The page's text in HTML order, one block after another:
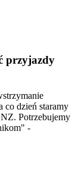
przyjazdy
co dzień staramy
Potrzebujemy
-